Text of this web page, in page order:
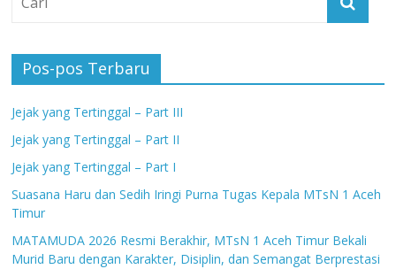
Pos-pos Terbaru
Jejak yang Tertinggal – Part III
Jejak yang Tertinggal – Part II
Jejak yang Tertinggal – Part I
Suasana Haru dan Sedih Iringi Purna Tugas Kepala MTsN 1 Aceh
Timur
MATAMUDA 2026 Resmi Berakhir, MTsN 1 Aceh Timur Bekali
Murid Baru dengan Karakter, Disiplin, dan Semangat Berprestasi